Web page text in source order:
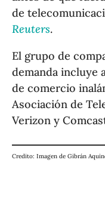
de
Reuters.
El grupo de
demanda incluye
de comercio
Asociación de
Verizon y
Credito: Imagen de Gibrán